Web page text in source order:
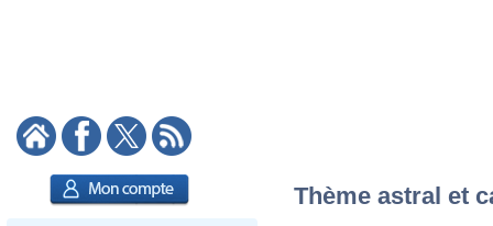
Thème astral et